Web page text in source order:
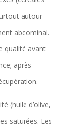
autour
abdominal.
qualité avant
après
(huile d’olive,
saturées. Les